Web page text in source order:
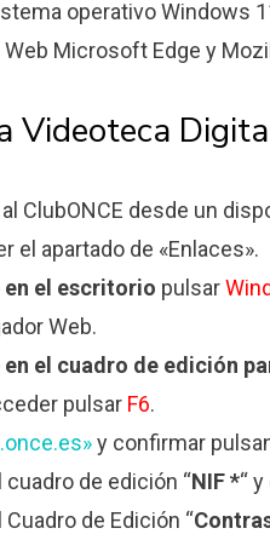
operativo Windows
Microsoft Edge y
Videoteca
ClubONCE desde un
el apartado de «Enlaces».
el escritorio pulsar
Web.
el cuadro de edición
pulsar F6.
y confirmar
cuadro de edición “NIF *“
de Edición “